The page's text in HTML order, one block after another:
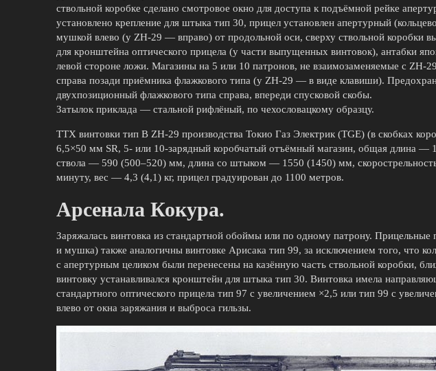
ствольной коробке сделано смотровое окно для доступа к подъёмной рейке
установлено крепление для штыка тип 30, прицел установлен апертурный
мушкой влево (у ZH-29 — вправо) от продольной оси, сверху ствольной коробки
для кронштейна оптического прицела (у части выпущенных винтовок), антабки
левой стороне ложи. Магазины на 5 или 10 патронов, не взаимозаменяемые с ZH-
справа позади приёмника флажкового типа (у ZH-29 — в виде клавиши).
двухпозиционный флажкового типа справа, впереди спусковой скобы.
Затылок приклада — стальной рифлёный, по чехословацкому образцу.
ТТХ винтовки тип B ZH-29 производства Токио Газ Электрик (TGE) (в скобках
6,5×50 мм SR, 5- или 10-зарядный коробчатый отъёмный магазин, общая длина —
ствола — 590 (500–520) мм, длина со штыком — 1550 (1450) мм,
минуту, вес — 4,3 (4,1) кг, прицел градуирован до 1100 метров.
Арсенала Кокура.
Заряжалась винтовка из стандартной обоймы или по одному патрону. Прицельные
и мушка) также аналогичны винтовке Арисака тип 99, за исключением того, что
с апертурным целиком были перенесены на казённую часть ствольной коробки,
винтовку устанавливался кронштейн для штыка тип 30. Винтовка имела
стандартного оптического прицела тип 97 с увеличением ×2,5 или тип 99 с
влево от окна заряжания и выброса гильзы.